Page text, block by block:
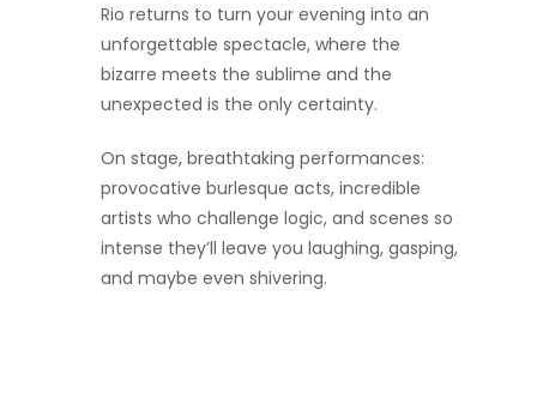
Rio returns to turn your evening into an
unforgettable spectacle, where the
bizarre meets the sublime and the
unexpected is the only certainty.
On stage, breathtaking performances:
provocative burlesque acts, incredible
artists who challenge logic, and scenes so
intense they’ll leave you laughing, gasping,
and maybe even shivering.